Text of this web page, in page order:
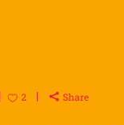
2 Share